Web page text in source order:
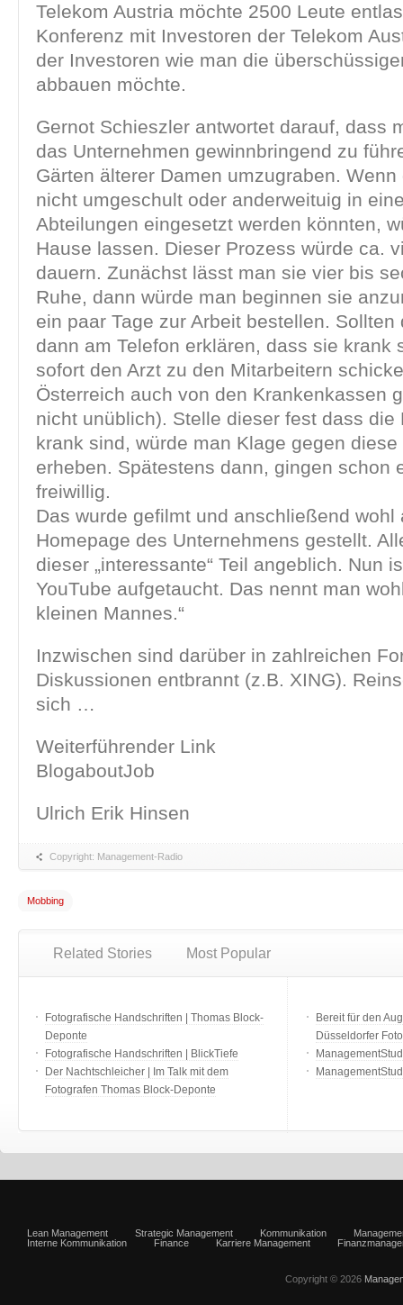
Telekom Austria möchte 2500 Leute
Konferenz mit Investoren der Telekom
der Investoren wie man die
abbauen möchte.
Gernot Schieszler antwortet darauf, dass
das Unternehmen gewinnbringend zu
Gärten älterer Damen umzugraben.
nicht umgeschult oder anderweituig in
Abteilungen eingesetzt werden könnten,
Hause lassen. Dieser Prozess würde ca.
dauern. Zunächst lässt man sie vier bis
Ruhe, dann würde man beginnen sie
ein paar Tage zur Arbeit bestellen. Sollten
dann am Telefon erklären, dass sie krank
sofort den Arzt zu den Mitarbeitern
Österreich auch von den Krankenkassen
nicht unüblich). Stelle dieser fest dass die
krank sind, würde man Klage gegen
erheben. Spätestens dann, gingen schon
freiwillig.
Das wurde gefilmt und anschließend wohl
Homepage des Unternehmens gestellt.
dieser „interessante“ Teil angeblich. Nun
YouTube aufgetaucht. Das nennt man
kleinen Mannes.“
Inzwischen sind darüber in zahlreichen
Diskussionen entbrannt (z.B. XING).
sich …
Weiterführender Link
BlogaboutJob
Ulrich Erik Hinsen
Copyright: Management-Radio
Mobbing
Related Stories Most Popular
Fotografische Handschriften | Thomas Block-
Deponte
Fotografische Handschriften | BlickTiefe
Der Nachtschleicher | Im Talk mit dem
Fotografen Thomas Block-Deponte
Bereit für den
Düsseldorfer
Lean Management Strategic Management Kommunikation
Interne Kommunikation
Finance Karriere Management
Copyright © 2026